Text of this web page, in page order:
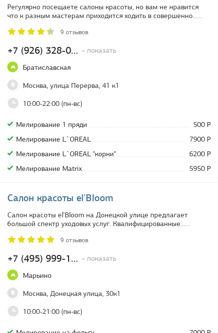
+7 (926) 328-0... – показать
Братиславская
Москва, улица Перерва, 41 к1
10:00-22:00 (пн-вс)
Регулярно посещаете салоны красоты, но вам не нравится
что к разным мастерам приходится ходить в совершенно…...
9 отзывов
Мелирование 1 пряди
500 Р
Мелирование L`OREAL
7900 Р
Мелирование L`OREAL "корни"
6200 Р
Мелирование Matrix
5950 Р
Салон красоты el'Bloom
+7 (495) 999-1... – показать
Марьино
Москва, Донецкая улица, 30к1
10:00-21:00 (пн-вс)
Салон красоты el'Bloom на Донецкой улице предлагает
большой спектр уходовых услуг. Квалифицированные…...
9 отзывов